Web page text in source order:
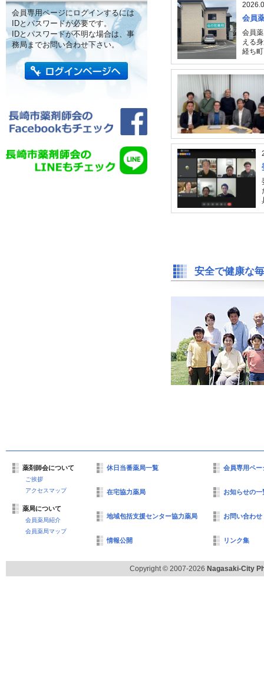
会員
会員
える
経ち
安全で健康な
会員専用ページにログインするには
IDとパスワードが必要です。
IDとパスワードが不明な場合は、事
務局までお問い合わせ下さい。
薬剤師会について
ご挨拶
アクセスマップ
薬局について
会員薬局紹介
会員薬局マップ
休日当番薬局一覧
在宅協力薬局
地域包括支援センター協力薬局
情報公開
会員専用ペー
お知らせの一
お問い合わせ
リンク集
Copyright © 2007-2026 Nagasaki-City